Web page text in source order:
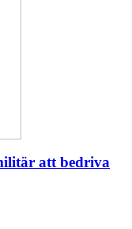
att bedriva